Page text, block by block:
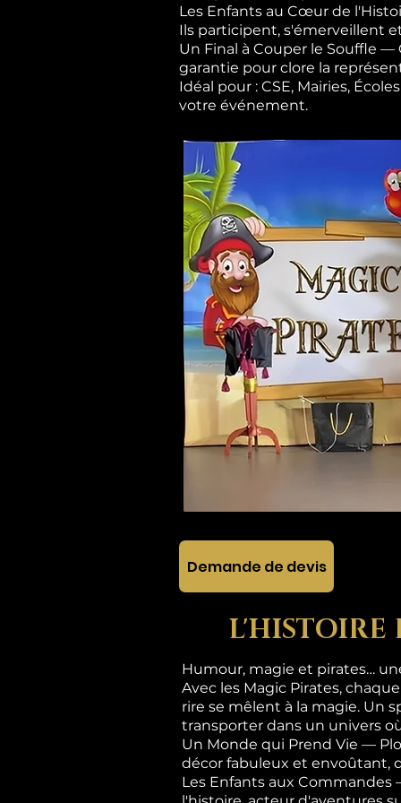
Les Enfants au Cœur de
Ils participent, s'émerveillent
Un Final à Couper le Souffle
garantie pour clore la
Idéal pour : CSE, Mairies,
votre événement.
Demande de devis
L'HISTOIRE
Humour, magie et pirates…
Avec les Magic Pirates,
rire se mêlent à la magie. Un
transporter dans un univers
Un Monde qui Prend Vie —
décor fabuleux et envoûtant,
Les Enfants aux